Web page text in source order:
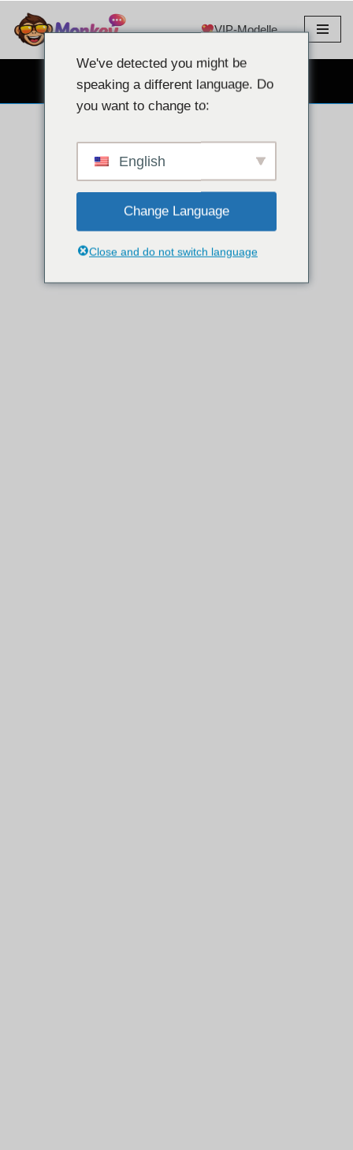
Zum
Inhalt
VIP-Modelle
KOSTENLOSER WEBCAM-CHAT
We've detected you might be
speaking a different language. Do
you want to change to:
English
Change Language
Close and do not switch language